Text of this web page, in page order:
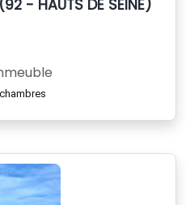
- HAUTS DE SEINE) -
chambres